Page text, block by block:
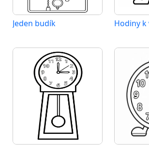
Jeden budík